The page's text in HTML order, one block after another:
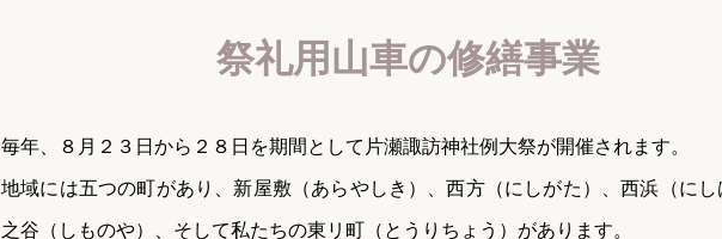
祭礼用山車の修繕事業
毎年、８月２３日から２８日を期間として片瀬諏訪神社例大祭が開催されます。
地域には五つの町があり、新屋敷（あらやしき）、西方（にしがた）、西浜（に
之谷（しものや）、そして私たちの東リ町（とうりちょう）があります。